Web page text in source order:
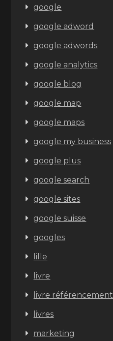
google
google adword
google adwords
google analytics
google blog
google map
google maps
google my business
google plus
google search
google sites
google suisse
googles
lille
livre
livre référencement
livres
marketing